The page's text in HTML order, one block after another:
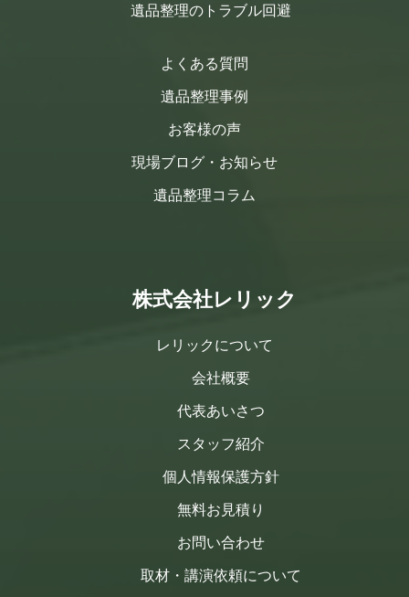
遺品整理のトラブル回避
よくある質問
遺品整理事例
お客様の声
現場ブログ・お知らせ
遺品整理コラム
株式会社レリック
レリックについて
会社概要
代表あいさつ
スタッフ紹介
個人情報保護方針
無料お見積り
お問い合わせ
取材・講演依頼について